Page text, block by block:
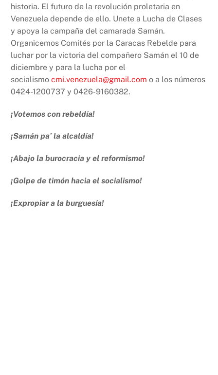
historia. El futuro de la revolución proletaria en
Venezuela depende de ello. Unete a Lucha de Clases
y apoya la campaña del camarada Samán.
Organicemos Comités por la Caracas Rebelde para
luchar por la victoria del compañero Samán el 10 de
diciembre y para la lucha por el
socialismocmi.venezuela@gmail.com o a los números
0424-1200737 y 0426-9160382.
¡Votemos con rebeldía!
¡Samán pa’ la alcaldía!
¡Abajo la burocracia y el reformismo!
¡Golpe de timón hacia el socialismo!
¡Expropiar a la burguesía!